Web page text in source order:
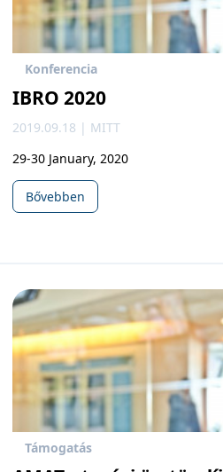
Konferencia
IBRO 2020
2019.09.18 | MITT
29-30 January, 2020
Bővebben
Támogatás